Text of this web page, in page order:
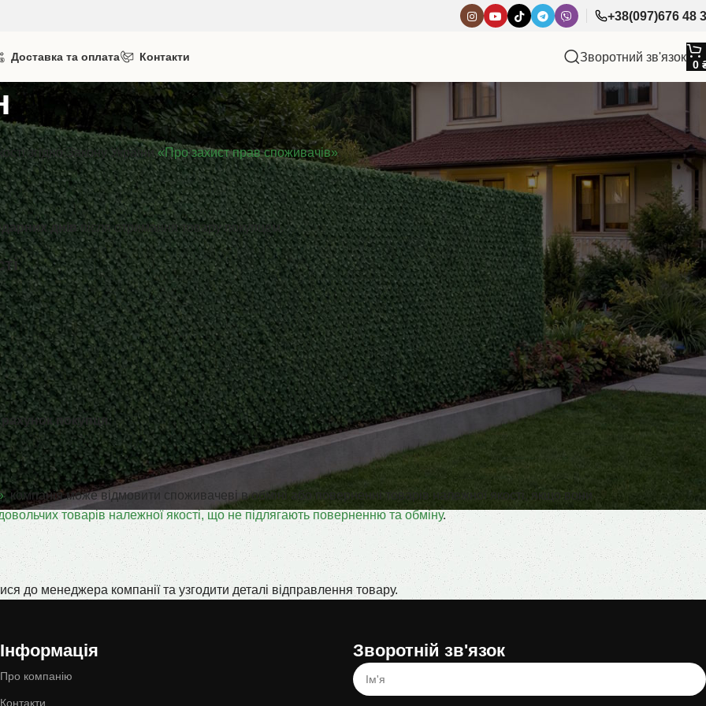
+38(097)676 48
Доставка та оплата Контакти Зворотний зв'язок
0
згідно Закону України«Про захист прав споживачів».
днівпісля отримання товару покупцем.
рахунок покупця.
, компанія може відмовити споживачеві в обміні або поверненні товарів належної якості, якщо вони
товарів належної якості, що не підлягають поверненню та обміну.
до менеджера компанії та узгодити деталі відправлення товару.
Інформація
Про компанію
Контакти
Зворотній зв'язок